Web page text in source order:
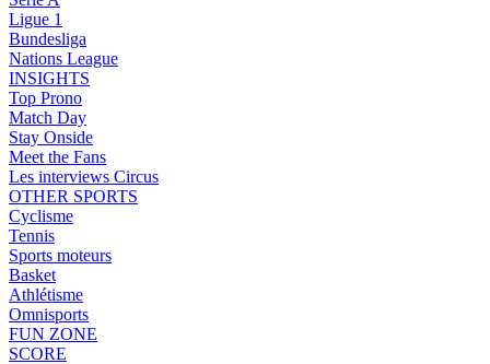
Ligue 1
Bundesliga
Nations League
INSIGHTS
Top Prono
Match Day
Stay Onside
Meet the Fans
Les interviews Circus
OTHER SPORTS
Cyclisme
Tennis
Sports moteurs
Basket
Athlétisme
Omnisports
FUN ZONE
SCORE